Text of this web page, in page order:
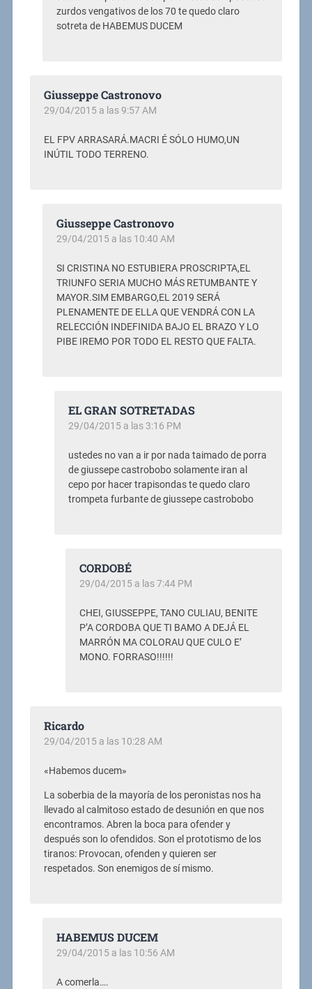
zurdos vengativos de los 70 te quedo claro
sotreta de HABEMUS DUCEM
Giusseppe Castronovo
29/04/2015 a las 9:57 AM
EL FPV ARRASARÁ.MACRI É SÓLO HUMO,UN
INÚTIL TODO TERRENO.
Giusseppe Castronovo
29/04/2015 a las 10:40 AM
SI CRISTINA NO ESTUBIERA PROSCRIPTA,EL
TRIUNFO SERIA MUCHO MÁS RETUMBANTE Y
MAYOR.SIM EMBARGO,EL 2019 SERÁ
PLENAMENTE DE ELLA QUE VENDRÁ CON LA
RELECCIÓN INDEFINIDA BAJO EL BRAZO Y LO
PIBE IREMO POR TODO EL RESTO QUE FALTA.
EL GRAN SOTRETADAS
29/04/2015 a las 3:16 PM
ustedes no van a ir por nada taimado de porra
de giussepe castrobobo solamente iran al
cepo por hacer trapisondas te quedo claro
trompeta furbante de giussepe castrobobo
CORDOBÉ
29/04/2015 a las 7:44 PM
CHEI, GIUSSEPPE, TANO CULIAU, BENITE
P’A CORDOBA QUE TI BAMO A DEJÁ EL
MARRÓN MA COLORAU QUE CULO E’
MONO. FORRASO!!!!!!
Ricardo
29/04/2015 a las 10:28 AM
«Habemos ducem»
La soberbia de la mayoría de los peronistas nos ha
llevado al calmitoso estado de desunión en que nos
encontramos. Abren la boca para ofender y
después son lo ofendidos. Son el prototismo de los
tiranos: Provocan, ofenden y quieren ser
respetados. Son enemigos de sí mismo.
HABEMUS DUCEM
29/04/2015 a las 10:56 AM
A comerla….